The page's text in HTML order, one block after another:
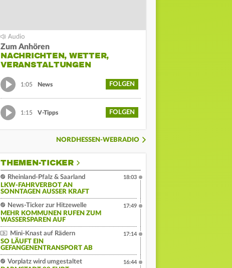
Zum Anhören
NACHRICHTEN, WETTER,
VERANSTALTUNGEN
1:05 News FOLGEN
1:15 V-Tipps FOLGEN
NORDHESSEN-WEBRADIO
THEMEN-TICKER
Rheinland-Pfalz & Saarland
LKW-FAHRVERBOT AN
SONNTAGEN AUSSER KRAFT
18:03
News-Ticker zur Hitzewelle
MEHR KOMMUNEN RUFEN ZUM
WASSERSPAREN AUF
17:49
Mini-Knast auf Rädern
SO LÄUFT EIN
GEFANGENENTRANSPORT AB
17:14
Vorplatz wird umgestaltet
16:44